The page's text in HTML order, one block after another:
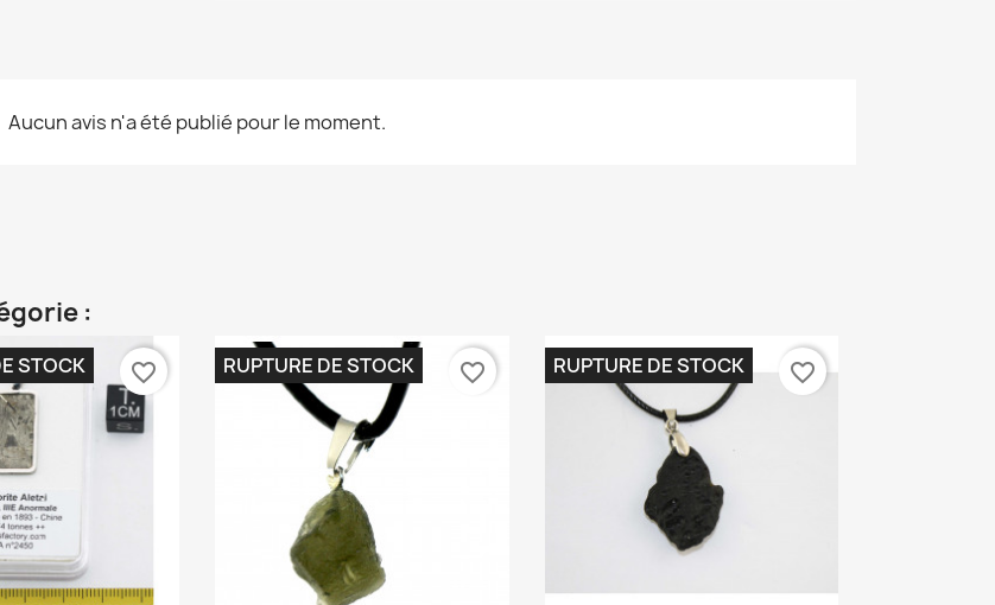
Aucun avis n'a été publié pour le moment.
:
STOCK favorite_border RUPTURE DE STOCK favorite_border RUPTURE DE STOCK favorite_border